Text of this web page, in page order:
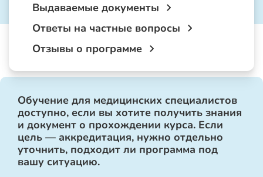
Выдаваемые документы
Ответы на частные вопросы
Отзывы о программе
Обучение для медицинских специалистов
доступно, если вы хотите получить знания
и документ о прохождении курса. Если
цель — аккредитация, нужно отдельно
уточнить, подходит ли программа под
вашу ситуацию.